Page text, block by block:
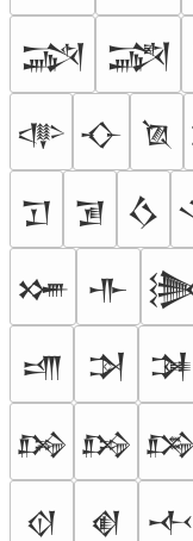
𒋌 𒋍
𒋒 𒋓 𒋔
𒋛 𒋜 𒋝
𒋤 𒋥
𒋬 𒋭 𒋮
𒋴 𒋵 𒋶
𒋼 𒋽 𒋾